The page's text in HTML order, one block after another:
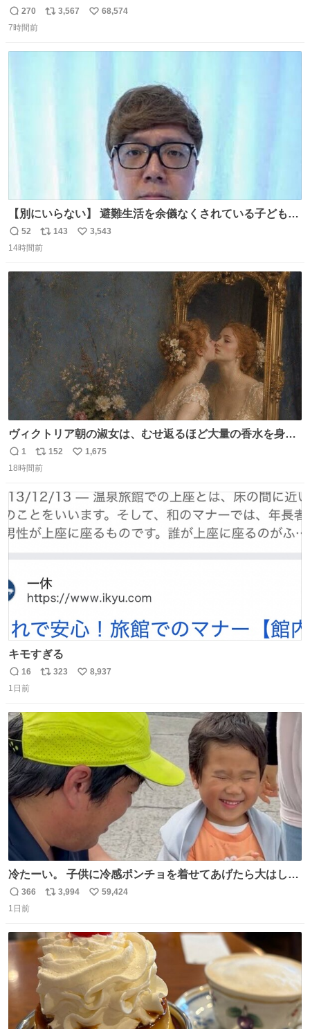
返
信
270
リ
3,567
い
68,574
7時間前
【別にいらない】 避難生活を余儀なくされている子どもた
ちのためにヒカキンボックス1000個を寄付させていただき
ました
返
信
52
リ
ポ
ト
143
い
3,543
14時間前
ヴィクトリア朝の淑女は、むせ返るほど大量の香水を身に
つけるものではないとされていた。それでも香水は、髪や
肌の手入れと同じくらい、ヴィクトリア朝の女性達の美容
が知る香水よりも単純な組成で、その大部分は薔薇、菫、
ベルガモット、
返
信
1
リ
ポ
ト
数
152
い
数
1,675
18時間前
キモすぎる
返
信
16
リ
ト
数
323
い
数
8,937
1日前
冷たーい。 子供に冷感ポンチョを着せてあげたら大はしゃ
ぎで喜んでくれました。 こんな素敵な代物を提供してくれ
た山口県の恩師に感謝。
返
信
366
リ
ト
数
3,994
い
数
59,424
1日前